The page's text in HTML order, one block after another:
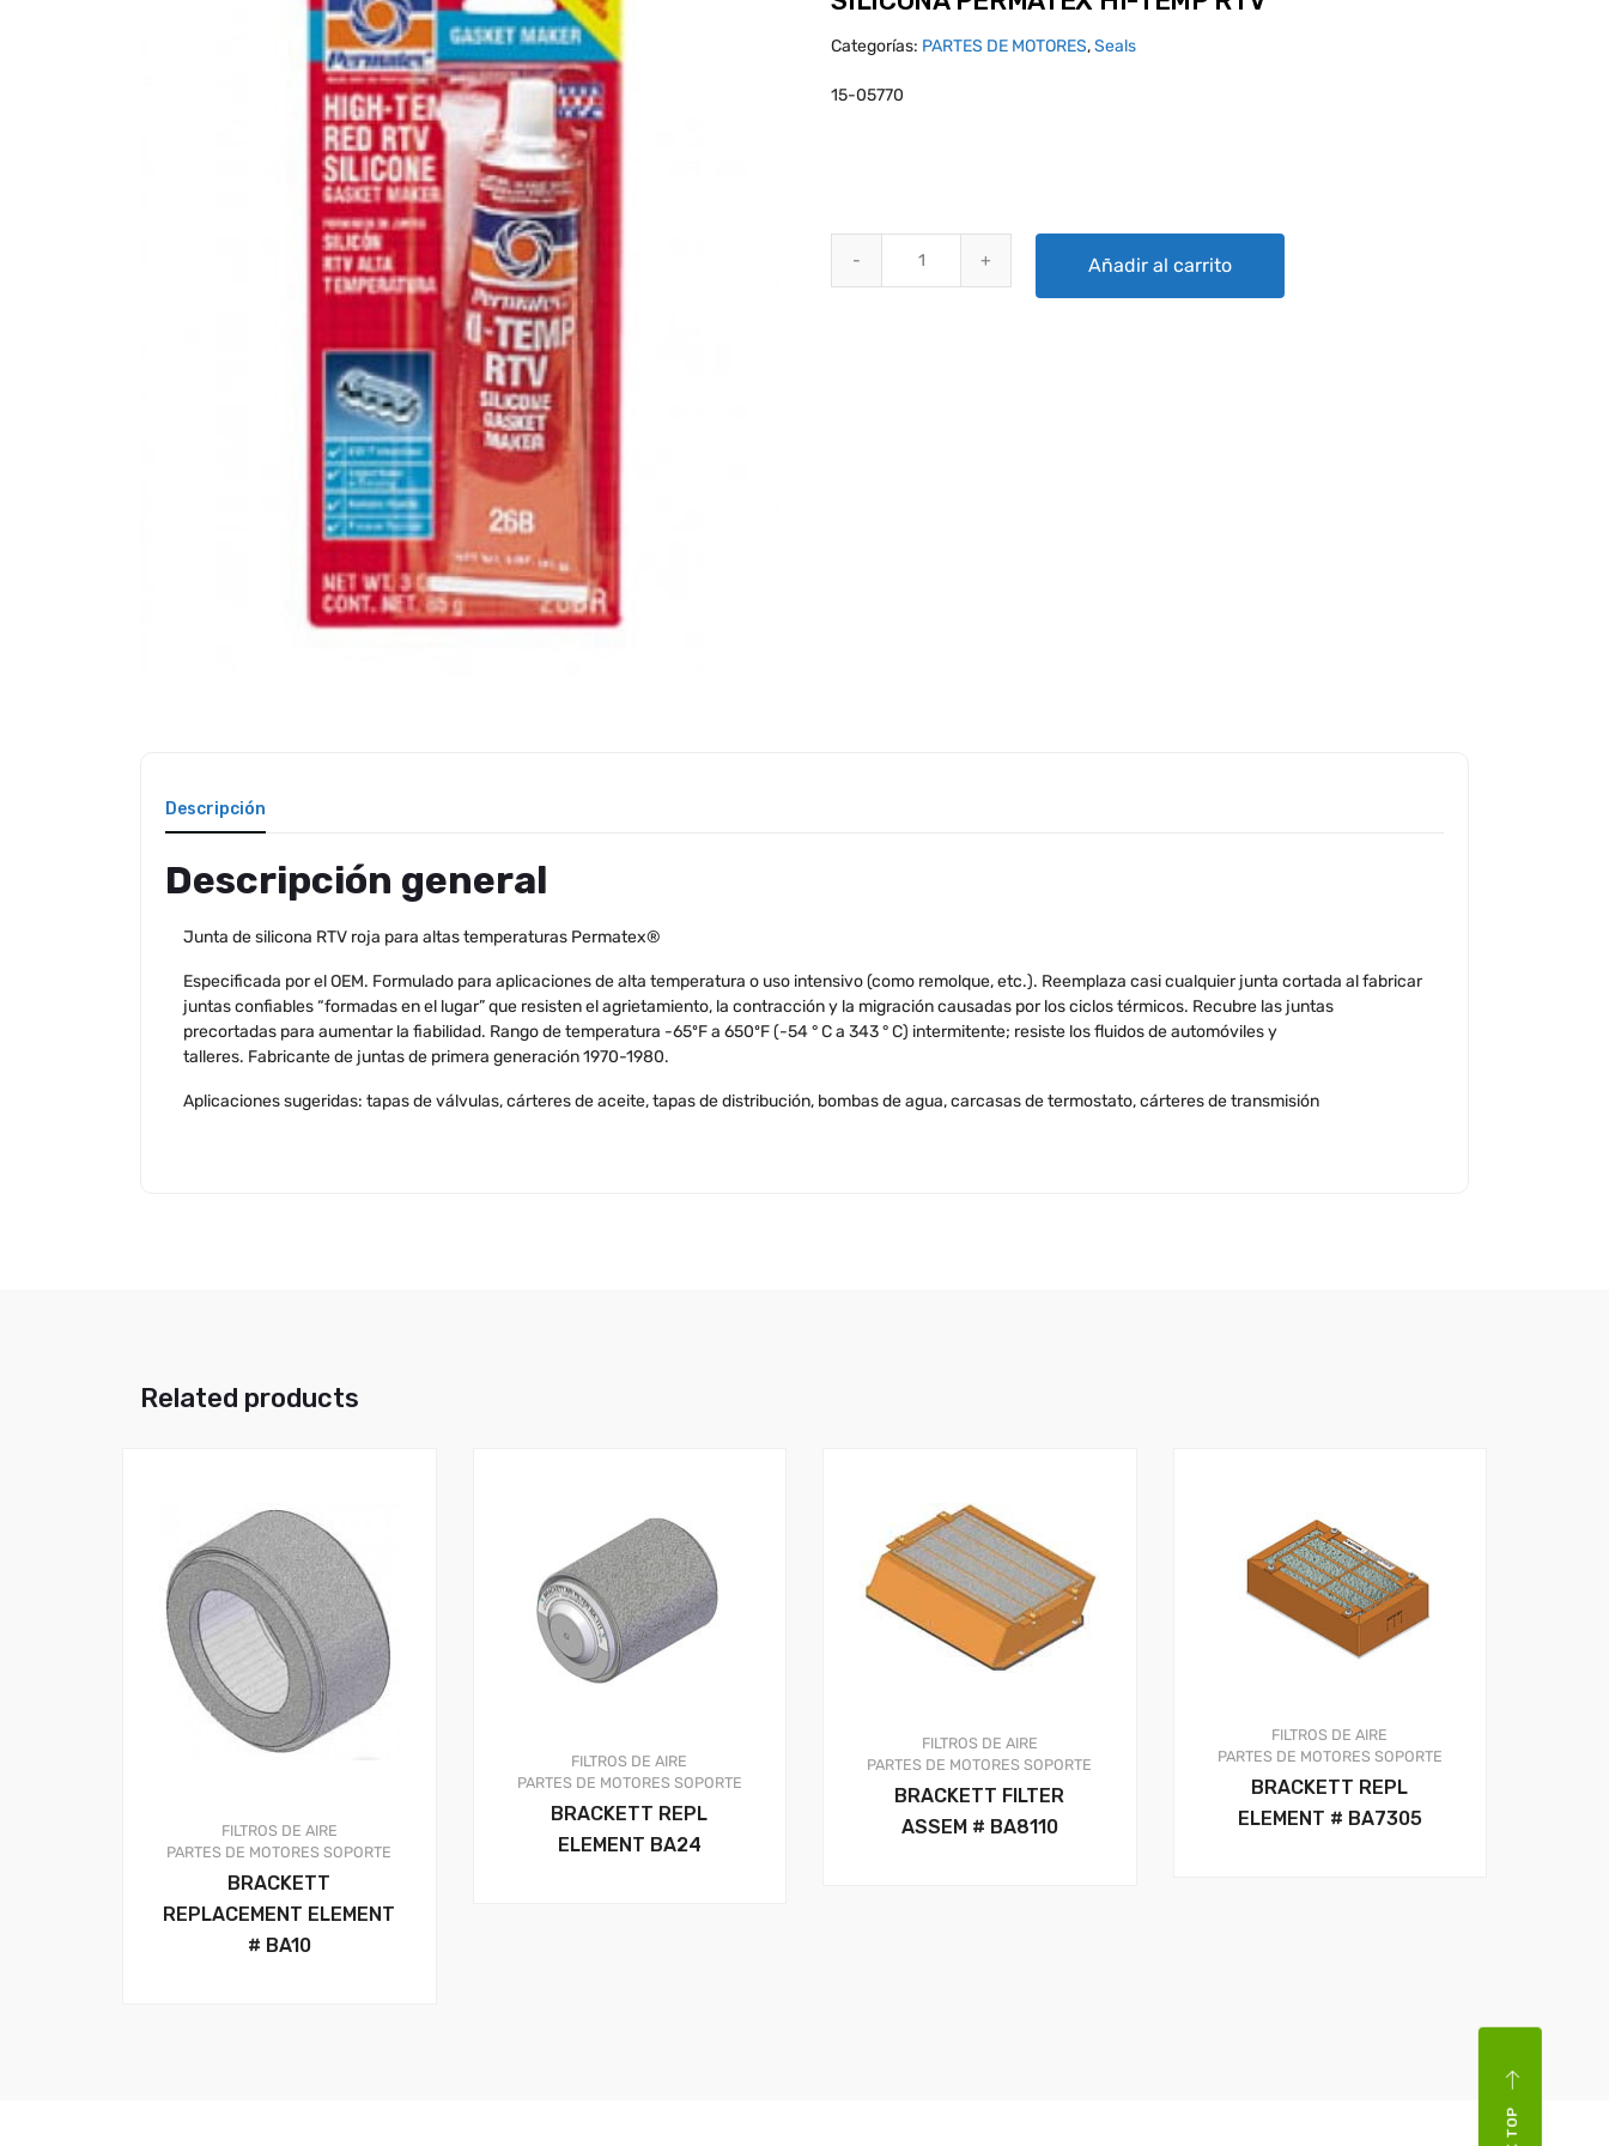
Categorías: PARTES DE MOTORES,Seals
15-05770
Añadir al carrito
Descripción
Descripción general
Junta de silicona RTV roja para altas temperaturas Permatex®
Especificada por el OEM. Formulado para aplicaciones de alta temperatura o uso intensivo (como remolque, etc.). Reemplaza casi cualquier junta cortada al fabricar
juntas confiables “formadas en el lugar” que resisten el agrietamiento, la contracción y la migración causadas por los ciclos térmicos. Recubre las juntas
precortadas para aumentar la fiabilidad. Rango de temperatura -65ºF a 650ºF (-54 ° C a 343 ° C) intermitente; resiste los fluidos de automóviles y
talleres. Fabricante de juntas de primera generación 1970-1980.
Aplicaciones sugeridas: tapas de válvulas, cárteres de aceite, tapas de distribución, bombas de agua, carcasas de termostato, cárteres de transmisión
Related products
FILTROS DE AIRE
PARTES DE MOTORES SOPORTE
BRACKETT
REPLACEMENT ELEMENT
# BA10
FILTROS DE AIRE
PARTES DE MOTORES SOPORTE
BRACKETT REPL
ELEMENT BA24
FILTROS DE AIRE
PARTES DE MOTORES SOPORTE
BRACKETT FILTER
ASSEM # BA8110
FILTROS DE AIRE
PARTES DE MOTORES SOPORTE
BRACKETT REPL
ELEMENT # BA7305